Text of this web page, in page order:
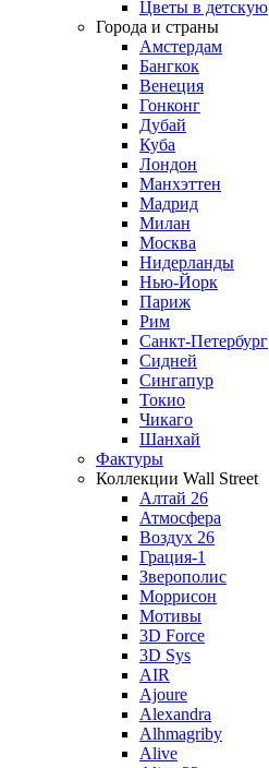
Цветы в детскую
Города и страны
Амстердам
Бангкок
Венеция
Гонконг
Дубай
Куба
Лондон
Манхэттен
Мадрид
Милан
Москва
Нидерланды
Нью-Йорк
Париж
Рим
Санкт-Петербург
Сидней
Сингапур
Токио
Чикаго
Шанхай
Фактуры
Коллекции Wall Street
Алтай 26
Атмосфера
Воздух 26
Грация-1
Зверополис
Моррисон
Мотивы
3D Force
3D Sys
AIR
Ajoure
Alexandra
Alhmagriby
Alive